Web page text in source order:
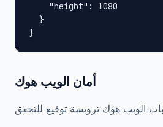
    "height": 1080
  }
}
أمان الويب هوك